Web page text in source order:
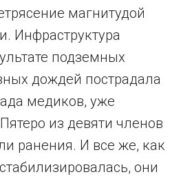
магнитудой
Инфраструктура
подземных
дождей пострадала
медиков, уже
из девяти членов
ранения. И все же, как
они